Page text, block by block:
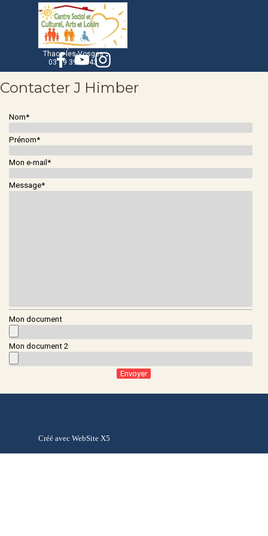
Aller au contenu
24, avenue de
l'Europe88150
Thaon-les-Vosges
03 29 39 12 43
Sauter le menu
Contacter J Himber
Nom*
Prénom*
Mon e-mail *
Message*
Mon document
Mon document 2
Créé avec WebSite X5